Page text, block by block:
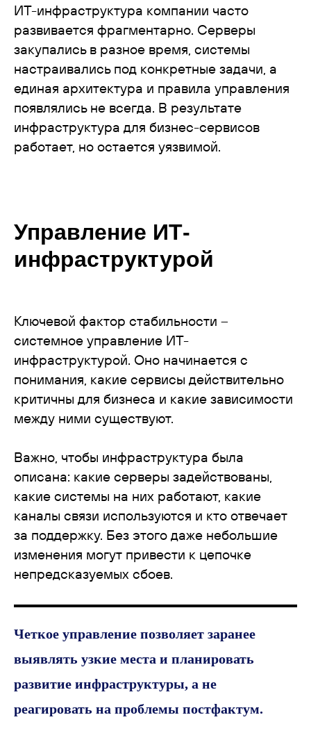
ИТ-инфраструктура компании часто
развивается фрагментарно. Серверы
закупались в разное время, системы
настраивались под конкретные задачи, а
единая архитектура и правила управления
появлялись не всегда. В результате
инфраструктура для бизнес-сервисов
работает, но остается уязвимой.
Управление ИТ-
инфраструктурой
Ключевой фактор стабильности –
системное управление ИТ-
инфраструктурой. Оно начинается с
понимания, какие сервисы действительно
критичны для бизнеса и какие зависимости
между ними существуют.
Важно, чтобы инфраструктура была
описана: какие серверы задействованы,
какие системы на них работают, какие
каналы связи используются и кто отвечает
за поддержку. Без этого даже небольшие
изменения могут привести к цепочке
непредсказуемых сбоев.
Четкое управление позволяет заранее
выявлять узкие места и планировать
развитие инфраструктуры, а не
реагировать на проблемы постфактум.